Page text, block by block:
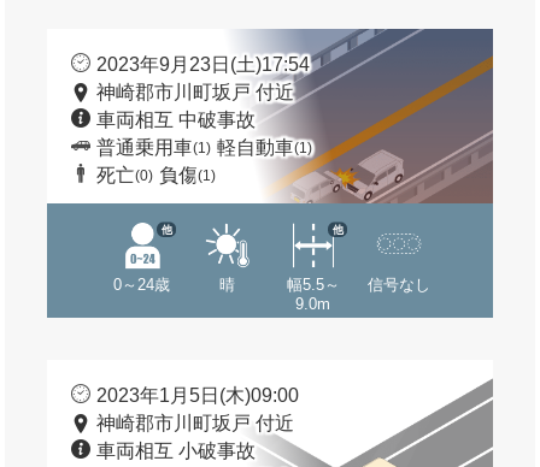
2023年9月23日(土)17:54
神崎郡市川町坂戸 付近
車両相互 中破事故
普通乗用車(1) 軽自動車(1)
死亡(0) 負傷(1)
0～24歳
他
晴
幅5.5～
9.0m
他
信号なし
2023年1月5日(木)09:00
神崎郡市川町坂戸 付近
車両相互 小破事故